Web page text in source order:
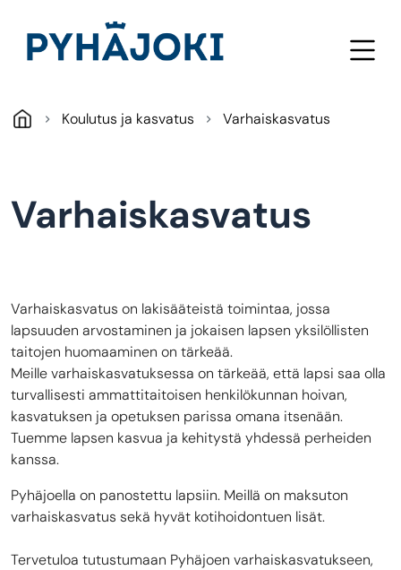
Koulutus ja kasvatus Varhaiskasvatus
Varhaiskasvatus
Varhaiskasvatus on lakisääteistä toimintaa, jossa
lapsuuden arvostaminen ja jokaisen lapsen yksilöllisten
taitojen huomaaminen on tärkeää.
Meille varhaiskasvatuksessa on tärkeää, että lapsi saa olla
turvallisesti ammattitaitoisen henkilökunnan hoivan,
kasvatuksen ja opetuksen parissa omana itsenään.
Tuemme lapsen kasvua ja kehitystä yhdessä perheiden
kanssa.
Pyhäjoella on panostettu lapsiin. Meillä on maksuton
varhaiskasvatus sekä hyvät kotihoidontuen lisät.
Tervetuloa tutustumaan Pyhäjoen varhaiskasvatukseen,